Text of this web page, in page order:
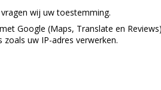
van8.30tot12.00
van8.30tot12.00
van8.30tot12.00
wij uw toestemming.
Google (Maps, Translate en
uw IP-adres verwerken.